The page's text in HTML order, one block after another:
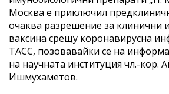
Москва е приключил
очаква разрешение за клинични
ваксина срещу коронавирусна
ТАСС, позовавайки се на
на научната институция чл.-кор.
Ишмухаметов.